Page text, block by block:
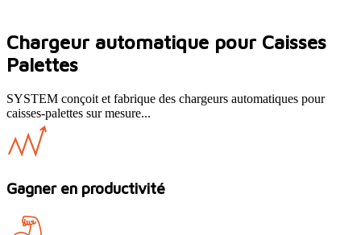
Chargeur automatique pour Caisses
Palettes
SYSTEM conçoit et fabrique des chargeurs automatiques pour
caisses-palettes sur mesure...
Gagner en productivité